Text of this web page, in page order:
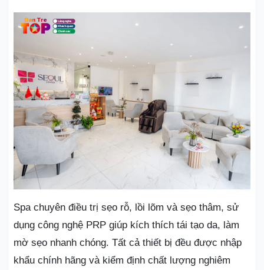
Spa chuyên điều trị sẹo rỗ, lồi lõm và sẹo thâm, sử
dụng công nghệ PRP giúp kích thích tái tạo da, làm
mờ sẹo nhanh chóng. Tất cả thiết bị đều được nhập
khẩu chính hãng và kiểm định chất lượng nghiêm